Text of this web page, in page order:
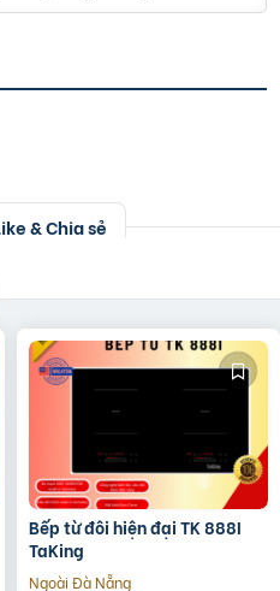
& Chia sẻ
Bếp từ đôi hiện đại TK 888I
TaKing
Ngoài Đà Nẵng